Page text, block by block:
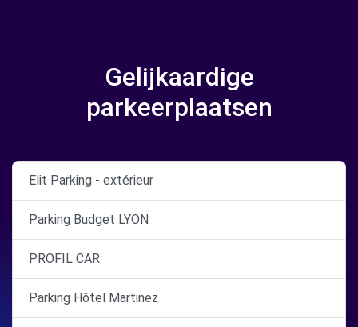
Gelijkaardige
parkeerplaatsen
Elit Parking - extérieur
Parking Budget LYON
PROFIL CAR
Parking Hôtel Martinez